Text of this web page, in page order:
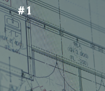
＃1